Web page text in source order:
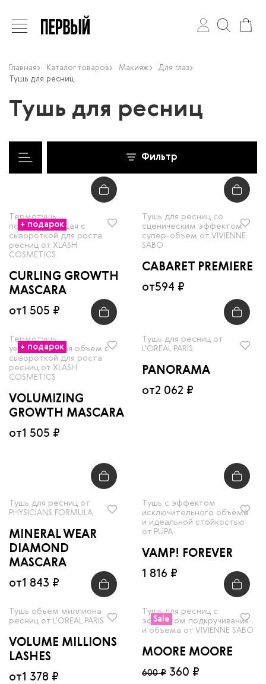
Главная Каталог товаров Макияж
Для глаз
Тушь для ресниц
Тушь для ресниц
Фильтр
+ подарок
Термотушь
подкручивающая с
сывороткой для роста
ресниц от XLASH
COSMETICS
CURLING GROWTH
MASCARA
от1 505 ₽
Тушь для ресниц со
сценическим эффектом
супер-объем от VIVIENNE
SABO
CABARET PREMIERE
от594 ₽
+ подарок
Термотушь
увеличивающая объем с
сывороткой для роста
ресниц от XLASH
COSMETICS
VOLUMIZING
GROWTH MASCARA
от1 505 ₽
Тушь для ресниц от
L'OREAL PARIS
PANORAMA
от2 062 ₽
Тушь для ресниц от
PHYSICIANS FORMULA
MINERAL WEAR
DIAMOND
MASCARA
от1 843 ₽
Тушь с эффектом
исключительного объёма
и идеальной стойкостью
от PUPA
VAMP! FOREVER
1 816 ₽
Тушь объем миллиона
ресниц от L'OREAL PARIS
VOLUME MILLIONS
LASHES
от1 378 ₽
Sale
Тушь для ресниц с
эффектом подкручивания
и объема от VIVIENNE SABO
MOORE MOORE
360 ₽
600 ₽